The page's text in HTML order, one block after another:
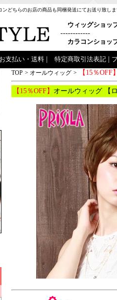
どちらのお店の商品も同梱発送にてお送り致し
ウィッグショッ
------------
カラコンショッ
お支払い・送料 特定商取引法表記
TOP > オールウィッグ > 【15％OFF
【15％OFF】 オールウィッグ 【